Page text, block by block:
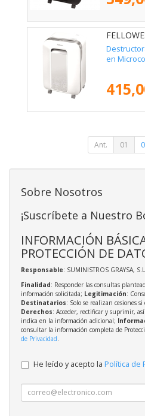
en
Ant. 01
Sobre Nosotros
¡Suscríbete a Nuestro
INFORMACIÓN
PROTECCIÓN DE
Responsable: SUMINISTROS GRAYSA,
Finalidad: Responder las consultas
información solicitada; Legitimación:
Destinatarios: Solo se realizan cesiones
Derechos: Acceder, rectificar y suprimir,
indica en la información adicional;
consultar la información completa de
de Privacidad.
He leído y acepto la Política de